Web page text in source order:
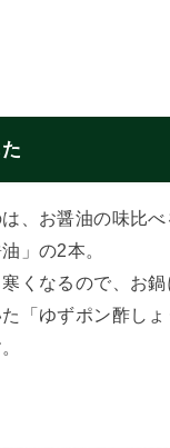
、お醤油の味比
」の2本。
くなるので、お
「ゆずポン酢しょ